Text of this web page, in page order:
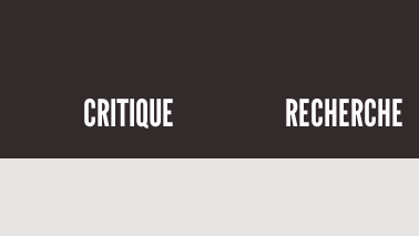
CRITIQUE RECHERCHE